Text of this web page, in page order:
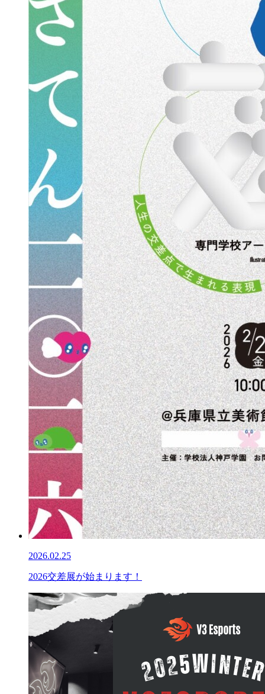
2026.02.25
2026交差展が始まります！